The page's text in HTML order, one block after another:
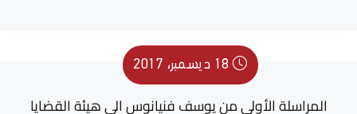
18 ديسمبر، 2017
المراسلة الأولى من يوسف فنيانوس الى هيئة القضايا